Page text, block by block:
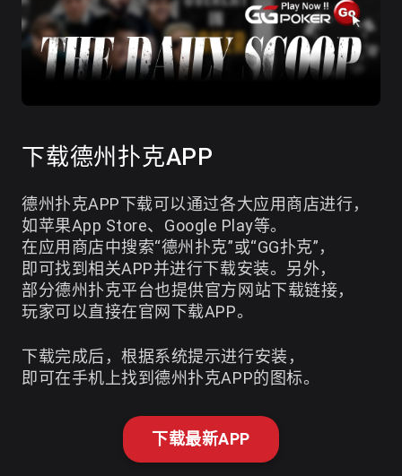
下载德州扑克APP
德州扑克APP下载可以通过各大应用商店进行，
如苹果App Store、Google Play等。
在应用商店中搜索“德州扑克”或“GG扑克”，
即可找到相关APP并进行下载安装。另外，
部分德州扑克平台也提供官方网站下载链接，
玩家可以直接在官网下载APP。
下载完成后，根据系统提示进行安装，
即可在手机上找到德州扑克APP的图标。
下载最新APP